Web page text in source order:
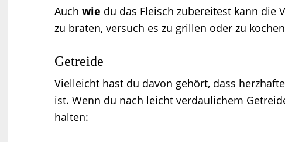
Auch wie du das Fleisch zubereitest kann die
zu braten, versuch es zu grillen oder zu
Getreide
Vielleicht hast du davon gehört, dass
ist. Wenn du nach leicht verdaulichem
halten: